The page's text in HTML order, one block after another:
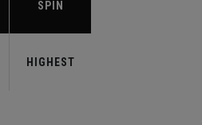
SPIN
HIGHEST